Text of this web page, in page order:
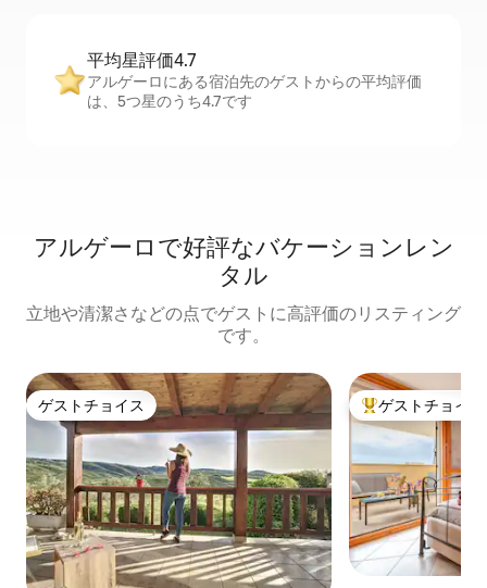
平均星評価4.7
アルゲーロにある宿泊先のゲストからの平均評価
は、5つ星のうち4.7です
アルゲーロで好評なバケーションレン
タル
立地や清潔さなどの点でゲストに高評価のリスティング
です。
ゲストチョイス
ゲストチョイス 大好評のゲスト
ゲストチョイス